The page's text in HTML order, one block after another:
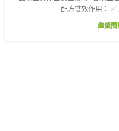
配方雙效作用： ✅
繼續閱